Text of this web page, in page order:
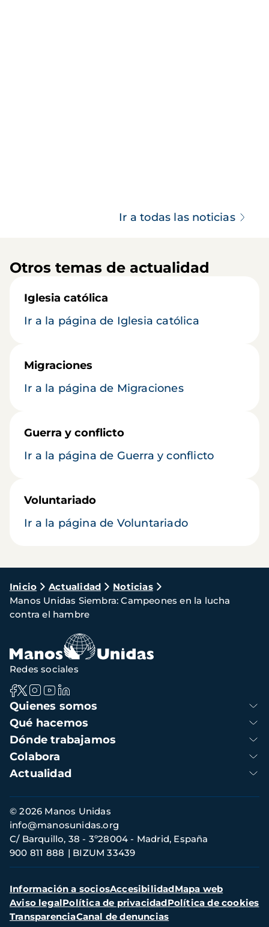
Ir a todas las noticias
Otros temas de actualidad
Iglesia católica
Ir a la página de Iglesia católica
Migraciones
Ir a la página de Migraciones
Guerra y conflicto
Ir a la página de Guerra y conflicto
Voluntariado
Ir a la página de Voluntariado
Ruta
de
navegación
Inicio Actualidad
Noticias
Manos Unidas Siembra: Campeones en la lucha
contra el hambre
Navegación
principal
Quienes somos
Qué hacemos
Dónde trabajamos
Colabora
Actualidad
Redes sociales
Información
de
contacto
© 2026 Manos Unidas
C/ Barquillo, 38 - 3º28004 - Madrid, España
900 811 888
BIZUM 33439
info@manosunidas.org
Menú
secundario
Información a sociosAccesibilidadMapa web
Aviso legalPolítica de privacidadPolítica de cookies
TransparenciaCanal de denuncias